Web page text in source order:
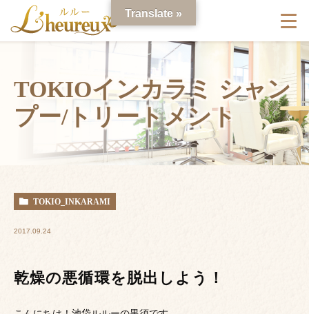
TOKIOインカラミ シャン
プー/トリートメント
TOKIO_INKARAMI
2017.09.24
乾燥の悪循環を脱出しよう！
Translate »